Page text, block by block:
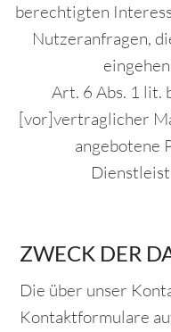
berechtigten
Nutzeranfragen,
Art. 6 Abs. 1 lit.
[vor]vertraglicher
angebotene
ZWECK DER
Die über unser
Kontaktformulare